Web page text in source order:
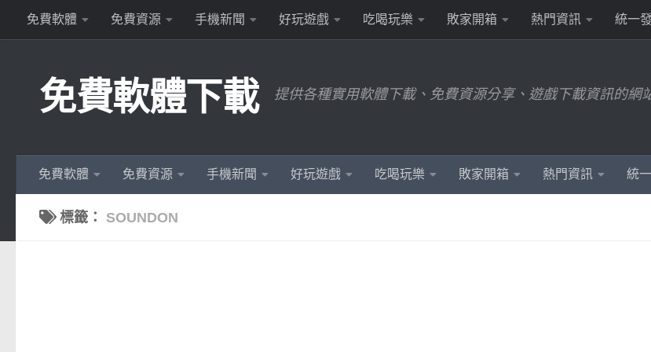
Skip to content
免費軟體 免費資源 手機新聞 好玩遊戲 吃喝玩樂 敗家開箱 熱門資訊 統一
免費軟體下載 提供各種實用軟體下載、免費資源分享、遊戲下載資訊的網
免費軟體 免費資源 手機新聞 好玩遊戲 吃喝玩樂 敗家開箱 熱門資訊 統
標籤： SOUNDON